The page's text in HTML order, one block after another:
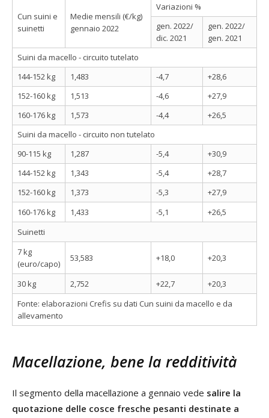
Cun suini e
suinetti
Medie mensili (€/kg)
gennaio 2022
Variazioni %
gen. 2022/
dic. 2021
gen. 2022/
gen. 2021
Suini da macello - circuito tutelato
144-152 kg
1,483 -4,7
+28,6
152-160 kg
1,513 -4,6
+27,9
160-176 kg
1,573 -4,4
+26,5
Suini da macello - circuito non tutelato
90-115 kg
1,287 -5,4
+30,9
144-152 kg
1,343 -5,4
+28,7
152-160 kg
1,373 -5,3
+27,9
160-176 kg
1,433 -5,1
+26,5
Suinetti
7 kg
(euro/capo)
53,583 +18,0 +20,3
30 kg 2,752 +22,7
+20,3
Fonte: elaborazioni Crefis su dati Cun suini da macello e da
allevamento
Macellazione, bene la redditività
Il segmento della macellazione a gennaio vede salire la
quotazione delle cosce fresche pesanti destinate a